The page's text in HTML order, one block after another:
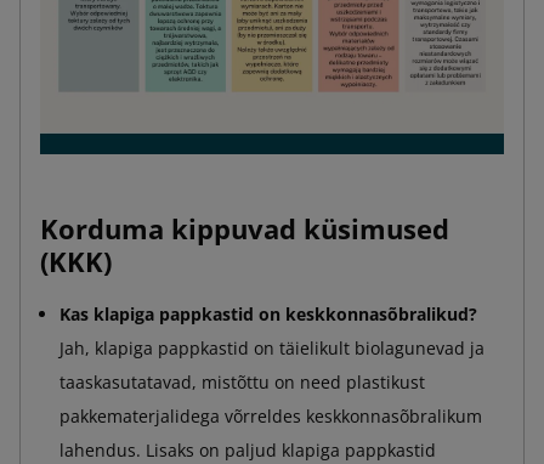
Korduma kippuvad küsimused
(KKK)
Kas klapiga pappkastid on keskkonnasõbralikud?
Jah, klapiga pappkastid on täielikult biolagunevad ja
taaskasutatavad, mistõttu on need plastikust
pakkematerjalidega võrreldes keskkonnasõbralikum
lahendus. Lisaks on paljud klapiga pappkastid